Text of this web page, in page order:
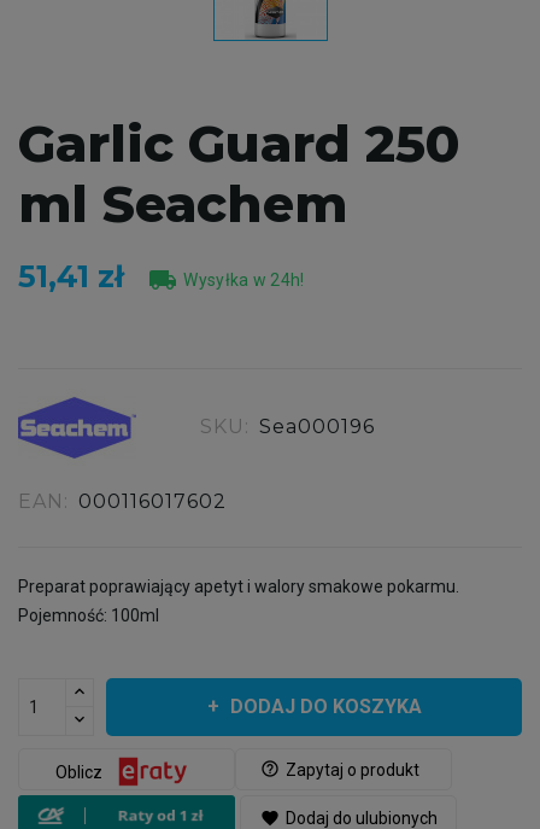
Garlic Guard 250
ml Seachem
51,41 zł local_shipping Wysyłka w 24h!
SKU: Sea000196
EAN: 000116017602
Preparat poprawiający apetyt i walory smakowe pokarmu.
Pojemność: 100ml
DODAJ DO KOSZYKA
help_outline Zapytaj o produkt
Oblicz
favorite Dodaj do ulubionych